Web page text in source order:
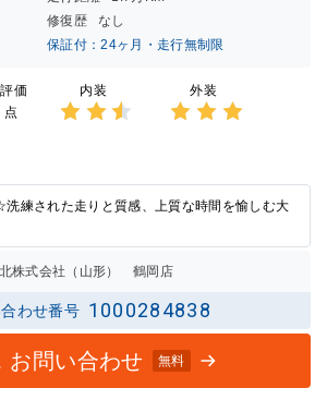
修復歴
なし
保証付：24ヶ月・走行無制限
価
点
内装 外装
練された走りと質感、上質な時間を愉しむ大
株式会社（山形） 鶴岡店
わせ番号 1000284838
お問い合わせ 無料